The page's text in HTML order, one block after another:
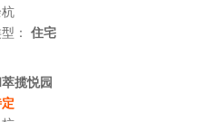
型：住宅
揽悦园